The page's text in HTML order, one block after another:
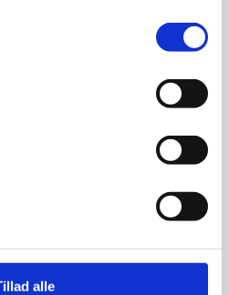
alle